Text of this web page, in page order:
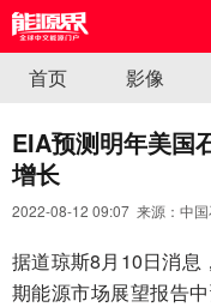
首页 影像
EIA预测明年美国
增长
2022-08-12 09:07 来源：中
据道琼斯8月10日消息
期能源市场展望报告